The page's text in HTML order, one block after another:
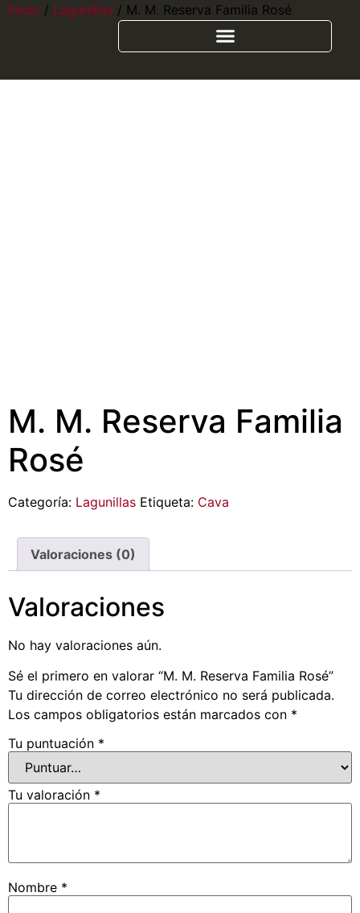
Inicio / Lagunillas / M. M. Reserva Familia Rosé
M. M. Reserva Familia
Rosé
Categoría: Lagunillas Etiqueta: Cava
Valoraciones (0)
Valoraciones
No hay valoraciones aún.
Sé el primero en valorar “M. M. Reserva Familia Rosé”
Tu dirección de correo electrónico no será publicada.
Los campos obligatorios están marcados con *
Tu puntuación *
Tu valoración *
Nombre *